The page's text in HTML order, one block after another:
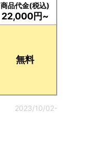
商品代金(税込)
22,000円~
無料
2023/10/02-